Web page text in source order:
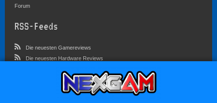
Forum
RSS-Feeds
Die neuesten Gamereviews
Die neuesten Hardware Reviews